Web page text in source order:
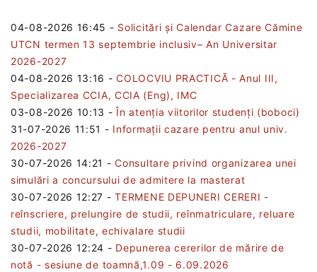
04-08-2026 16:45 - Solicitări și Calendar Cazare Cămine
UTCN termen 13 septembrie inclusiv– An Universitar
2026-2027
04-08-2026 13:16 -COLOCVIU PRACTICĂ - Anul III,
Specializarea CCIA, CCIA (Eng), IMC
03-08-2026 10:13 -În atenția viitorilor studenți (boboci)
31-07-2026 11:51 - Informații cazare pentru anul univ.
2026-2027
30-07-2026 14:21 -Consultare privind organizarea unei
simulări a concursului de admitere la masterat
30-07-2026 12:27 -TERMENE DEPUNERI CERERI -
reînscriere, prelungire de studii, reînmatriculare, reluare
studii, mobilitate, echivalare studii
30-07-2026 12:24 - Depunerea cererilor de mărire de
notă - sesiune de toamnă,1.09 - 6.09.2026